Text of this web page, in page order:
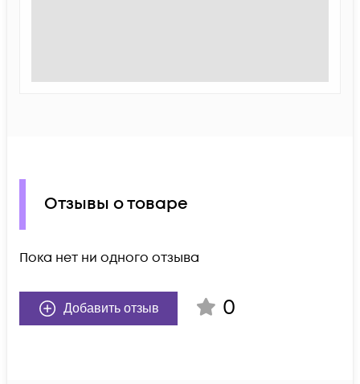
Отзывы о товаре
Пока нет ни одного отзыва
Добавить отзыв 0